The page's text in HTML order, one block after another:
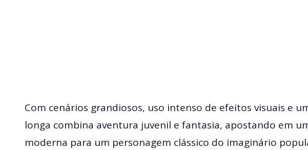
Com cenários grandiosos, uso intenso de efeitos visuais e
longa combina aventura juvenil e fantasia, apostando em
moderna para um personagem clássico do imaginário